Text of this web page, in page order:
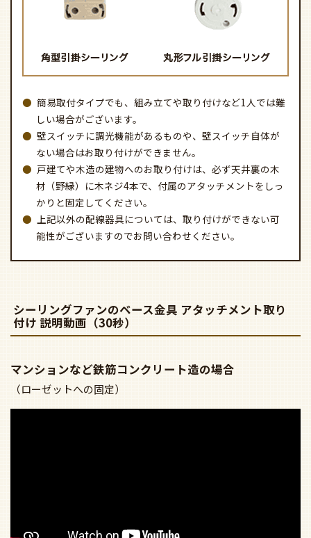
簡易取付タイプでも、組み立てや取り付けなど1人では難
しい場合がございます。
壁スイッチに調光機能があるものや、壁スイッチ自体が
ない場合はお取り付けができません。
戸建てや木造の建物へのお取り付けは、必ず天井裏の木
材（野縁）に木ネジ4本で、付属のアタッチメントをしっ
かりと固定してください。
上記以外の配線器具については、取り付けができない可
能性がございますのでお問い合わせください。
シーリングファンのベース金具 アタッチメント取り
付け 説明動画（30秒）
マンションなど鉄筋コンクリート造の場合
（ローゼットへの固定）